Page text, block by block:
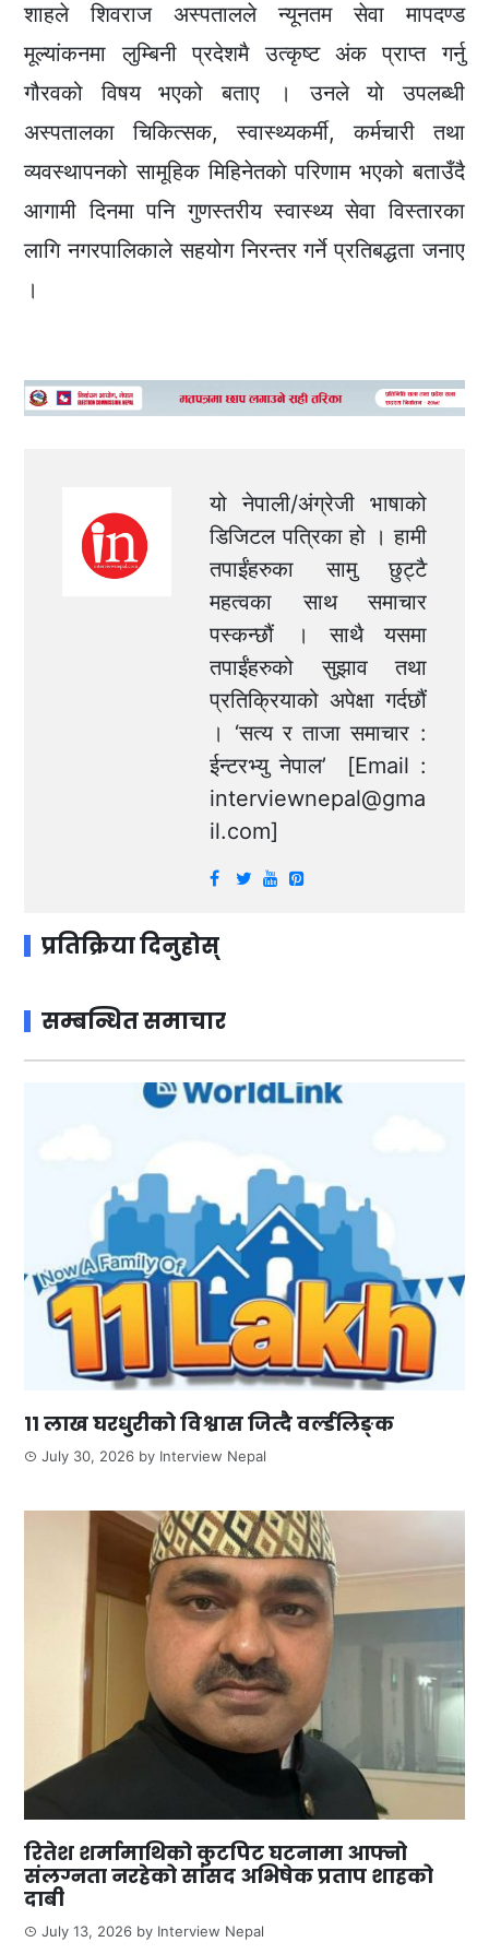
शाहले शिवराज अस्पतालले न्यूनतम सेवा मापदण्ड
मूल्यांकनमा लुम्बिनी प्रदेशमै उत्कृष्ट अंक प्राप्त गर्नु
गौरवको विषय भएको बताए । उनले याे उपलब्धी
अस्पतालका चिकित्सक, स्वास्थ्यकर्मी, कर्मचारी तथा
व्यवस्थापनको सामूहिक मिहिनेतकाे परिणाम भएको बताउँदै
आगामी दिनमा पनि गुणस्तरीय स्वास्थ्य सेवा विस्तारका
लागि नगरपालिकाले सहयोग निरन्तर गर्ने प्रतिबद्धता जनाए
।
यो नेपाली/अंग्रेजी भाषाको
डिजिटल पत्रिका हो । हामी
तपाईंहरुका सामु छुट्टै
महत्वका साथ समाचार
पस्कन्छौं । साथै यसमा
तपाईंहरुको सुझाव तथा
प्रतिक्रियाको अपेक्षा गर्दछौं
। ‘सत्य र ताजा समाचार :
ईन्टरभ्यु नेपाल’ [Email :
interviewnepal@gma
il.com]
प्रतिक्रिया दिनुहोस्
सम्बन्धित समाचार
११ लाख घरधुरीको विश्वास जित्दै वर्ल्डलिङ्क
July 30, 2026 by Interview Nepal
रितेश शर्मामाथिको कुटपिट घटनामा आफ्नो
संलग्नता नरहेको सांसद अभिषेक प्रताप शाहको
दाबी
July 13, 2026 by Interview Nepal